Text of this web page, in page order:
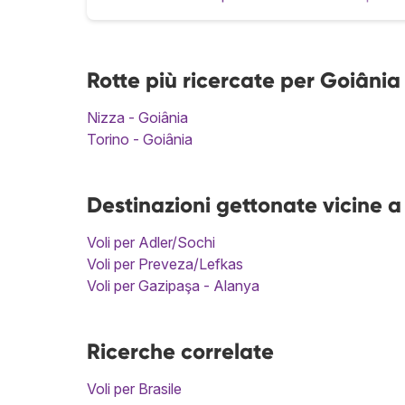
Rotte più ricercate per Goiânia
Nizza - Goiânia
Torino - Goiânia
Destinazioni gettonate vicine
Voli per Adler/Sochi
Voli per Preveza/Lefkas
Voli per Gazipaşa - Alanya
Ricerche correlate
Voli per Brasile